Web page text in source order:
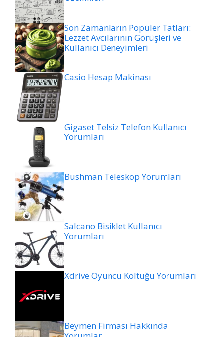
Son Zamanların Popüler Tatları:
Lezzet Avcılarının Görüşleri ve
Kullanıcı Deneyimleri
Casio Hesap Makinası
Gigaset Telsiz Telefon Kullanıcı
Yorumları
Bushman Teleskop Yorumları
Salcano Bisiklet Kullanıcı
Yorumları
Xdrive Oyuncu Koltuğu Yorumları
Beymen Firması Hakkında